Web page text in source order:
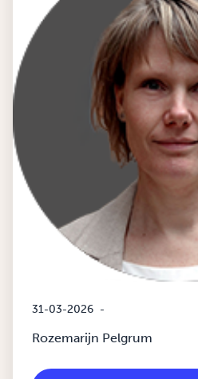
31-03-2026 -
Rozemarijn Pelgrum